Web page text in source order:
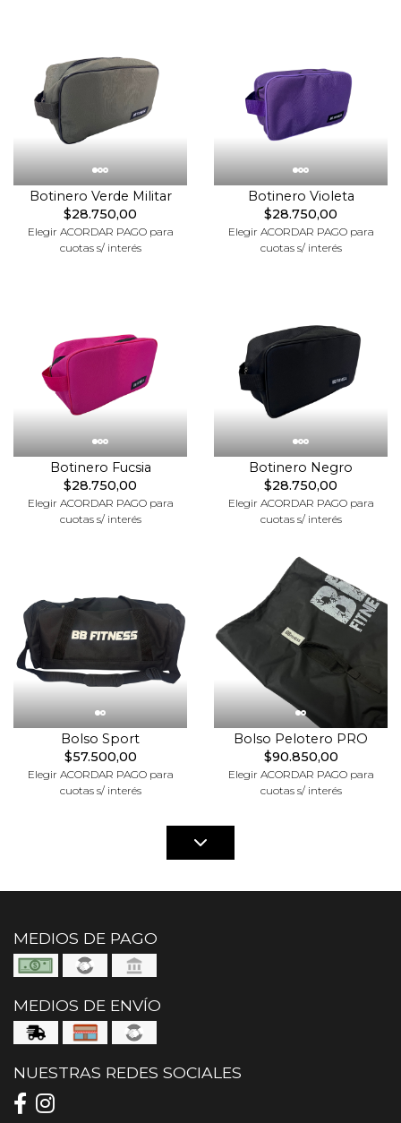
Botinero Verde Militar
$28.750,00
Elegir ACORDAR PAGO para
cuotas s/ interés
Botinero Violeta
$28.750,00
Elegir ACORDAR PAGO para
cuotas s/ interés
Botinero Fucsia
$28.750,00
Elegir ACORDAR PAGO para
cuotas s/ interés
Botinero Negro
$28.750,00
Elegir ACORDAR PAGO para
cuotas s/ interés
Bolso Sport
$57.500,00
Elegir ACORDAR PAGO para
cuotas s/ interés
Bolso Pelotero PRO
$90.850,00
Elegir ACORDAR PAGO para
cuotas s/ interés
MEDIOS DE PAGO
MEDIOS DE ENVÍO
NUESTRAS REDES SOCIALES